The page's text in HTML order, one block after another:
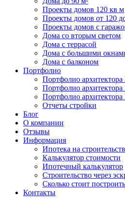
Проекты домов 120 кв м
Проекты домов от 120
Проекты домов с
Дома со вторым светом
Дома с террасой
Дома с большими
Дома с балконом
Портфолио
Портфолио
Портфолио
Портфолио
Отчеты стройки
Блог
О компании
Отзывы
Информация
Ипотека на
Калькулятор стоимости
Ипотечный калькулятор
Строительство через
Сколько стоит
Контакты